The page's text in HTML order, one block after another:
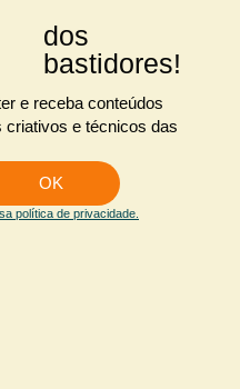
artistas
dos
bastidores!
e receba conteúdos
e técnicos das
OK
política de privacidade.